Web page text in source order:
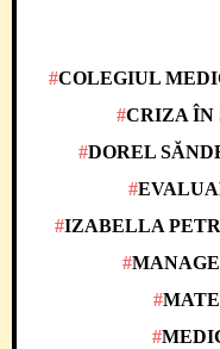
COLEGIUL
CRIZA ÎN
DOREL
IZABELLA